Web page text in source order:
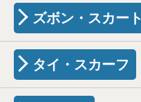
ズボン・スカート
タイ・スカーフ